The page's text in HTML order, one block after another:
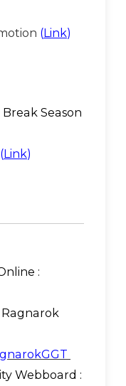
(Link)
Season
(Link)
:
Webboard :